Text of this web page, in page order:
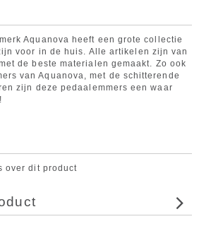
Aquanova heeft een grote collectie
voor in de huis. Alle artikelen zijn van
de beste materialen gemaakt. Zo ook
van Aquanova, met de schitterende
zijn deze pedaalemmers een waar
over dit product